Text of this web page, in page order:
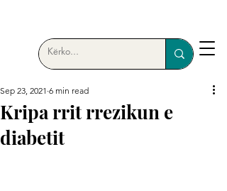
Kripa rrit rrezikun e
diabetit
Sep 23, 2021 6 min read